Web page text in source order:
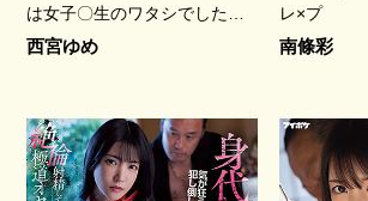
は女子〇生のワタシでした…
西宮ゆめ
レ×プ
南條彩